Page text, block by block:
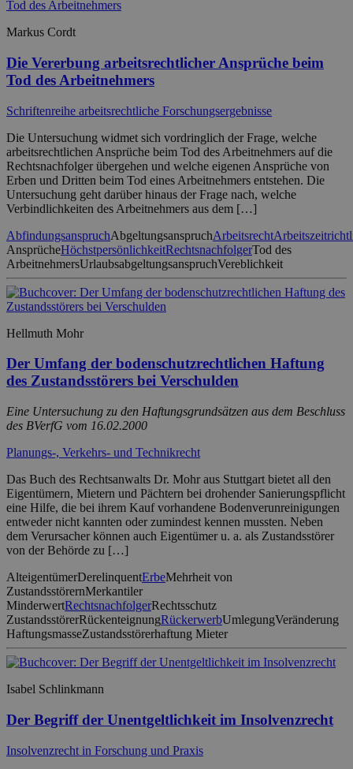
Markus Cordt
Die Vererbung arbeitsrechtlicher Ansprüche beim
Tod des Arbeitnehmers
Schriftenreihe arbeitsrechtliche Forschungsergebnisse
Die Untersuchung widmet sich vordringlich der Frage, welche
arbeitsrechtlichen Ansprüche beim Tod des Arbeitnehmers auf die
Rechtsnachfolger übergehen und welche eigenen Ansprüche von
Erben und Dritten beim Tod eines Arbeitnehmers entstehen. Die
Untersuchung geht darüber hinaus der Frage nach, welche
Verbindlichkeiten des Arbeitnehmers aus dem […]
AbfindungsanspruchAbgeltungsanspruchArbeitsrecht
AnsprücheHöchstpersönlichkeitRechtsnachfolgerTod des
ArbeitnehmersUrlaubsabgeltungsanspruchVereblichkeit
Hellmuth Mohr
Der Umfang der bodenschutzrechtlichen Haftung
des Zustandsstörers bei Verschulden
Eine Untersuchung zu den Haftungsgrundsätzen aus dem Beschluss
des BVerfG vom 16.02.2000
Planungs-, Verkehrs- und Technikrecht
Das Buch des Rechtsanwalts Dr. Mohr aus Stuttgart bietet all den
Eigentümern, Mietern und Pächtern bei drohender Sanierungspflicht
eine Hilfe, die bei ihrem Kauf vorhandene Bodenverunreinigungen
entweder nicht kannten oder zumindest kennen mussten. Neben
dem Verursacher können auch Eigentümer u. a. als Zustandsstörer
von der Behörde zu […]
AlteigentümerDerelinquentErbeMehrheit von
ZustandsstörernMerkantiler
MinderwertRechtsnachfolgerRechtsschutz
ZustandsstörerRückenteignungRückerwerbUmlegungVeränderung
HaftungsmasseZustandsstörerhaftung Mieter
Isabel Schlinkmann
Der Begriff der Unentgeltlichkeit im Insolvenzrecht
Insolvenzrecht in Forschung und Praxis